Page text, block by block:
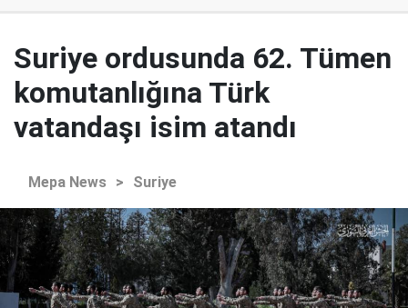
Suriye ordusunda 62. Tümen
komutanlığına Türk
vatandaşı isim atandı
Mepa News > Suriye